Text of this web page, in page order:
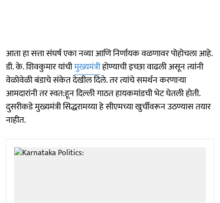
आता हा सत्ता संघर्ष एका नव्या आणि निर्णायक वळणावर पोहोचला आहे.
डी. के. शिवकुमार यांचीमुख्यमंत्रीहोण्याची इच्छा वाढली असून त्यांनी
वेळोवेळी बंडाचे संकेत देखील दिले. तर त्यांचे समर्थन करणाऱ्या
आमदारांनी तर स्वत:हून दिल्ली गाठत हायकमांडची भेट घेतली होती.
दुसरीकडे मुख्यमंत्री सिद्धरामय्या हे सीएमच्या खुर्चीवरून उठण्यास तयार
नाहीत.